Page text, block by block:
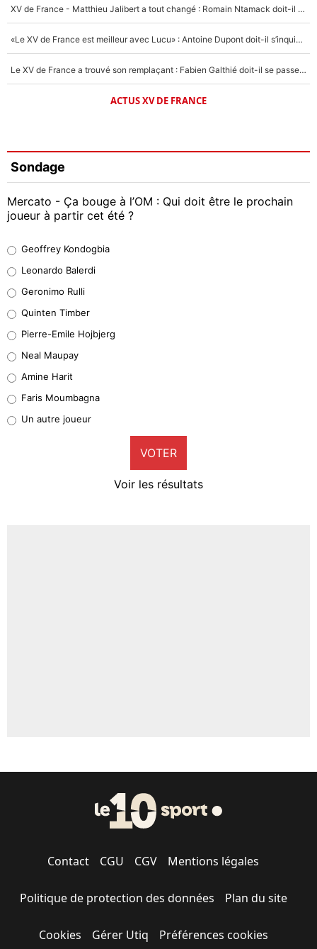
XV de France - Matthieu Jalibert a tout changé : Romain Ntamack doit-il s’inquiéter pour sa place à un an de la Coupe du monde ?
«Le XV de France est meilleur avec Lucu» : Antoine Dupont doit-il s’inquiéter pour sa place ?
Le XV de France a trouvé son remplaçant : Fabien Galthié doit-il se passer d'Antoine Dupont ?
ACTUS XV DE FRANCE
Sondage
Mercato - Ça bouge à l’OM : Qui doit être le prochain
joueur à partir cet été ?
38%
32%
5%
1%
9%
Geoffrey Kondogbia
Leonardo Balerdi
Geronimo Rulli
Quinten Timber
Pierre-Emile Hojbjerg
Neal Maupay
Amine Harit
Faris Moumbagna
Un autre joueur
VOTER
Voir les résultats
Contact CGU CGV Mentions légales
Politique de protection des données Plan du site
Cookies Gérer Utiq Préférences cookies